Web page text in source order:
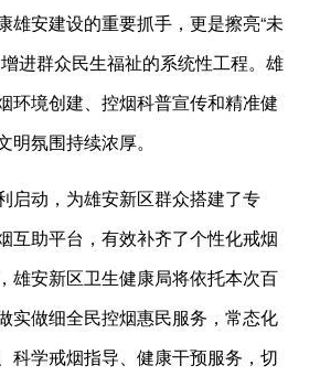
安建设的重要抓手，更是擦亮“未
进群众民生福祉的系统性工程。雄
环境创建、控烟科普宣传和精准健
氛围持续浓厚。
动，为雄安新区群众搭建了专
互助平台，有效补齐了个性化戒烟
雄安新区卫生健康局将依托本次百
实做细全民控烟惠民服务，常态化
科学戒烟指导、健康干预服务，切